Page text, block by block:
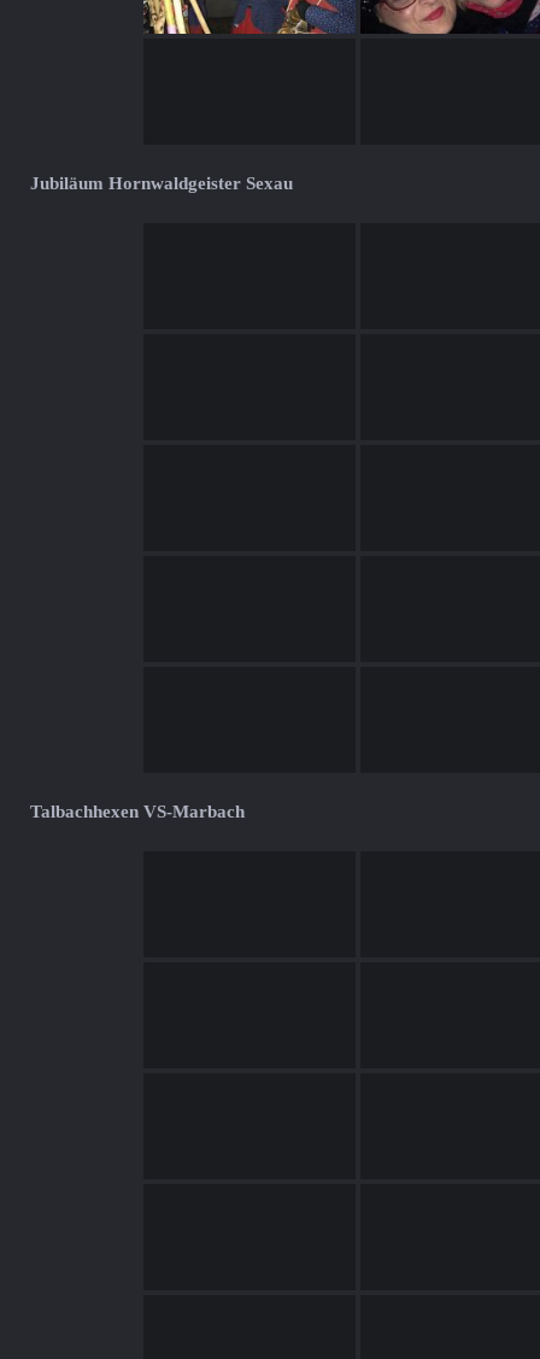
Jubiläum Hornwaldgeister Sexau
Talbachhexen VS-Marbach